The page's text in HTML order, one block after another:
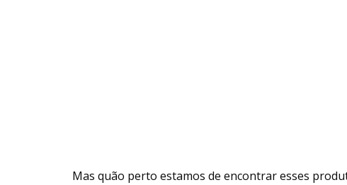
Mas quão perto estamos de encontrar esses